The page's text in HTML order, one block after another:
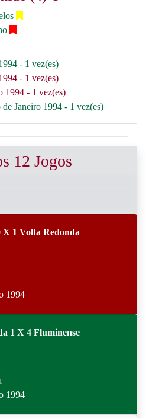
- 1 vez(es)
- 1 vez(es)
1994 - 1 vez(es)
Janeiro 1994 - 1 vez(es)
12 Jogos
X 1 Volta Redonda
1994
1 X 4 Fluminense
1994